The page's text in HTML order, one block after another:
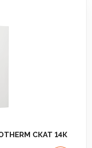
СКАТ 14К